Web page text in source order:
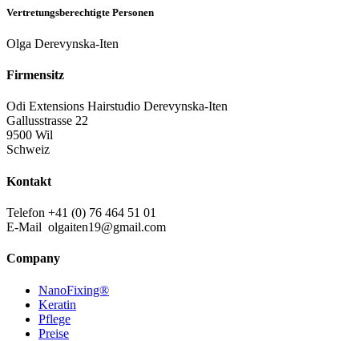
Vertretungsberechtigte Personen
Olga Derevynska-Iten
Firmensitz
Odi Extensions Hairstudio Derevynska-Iten
Gallusstrasse 22
9500 Wil
Schweiz
Kontakt
Telefon +41 (0) 76 464 51 01
E-Mail olgaiten19@gmail.com
Company
NanoFixing®
Keratin
Pflege
Preise